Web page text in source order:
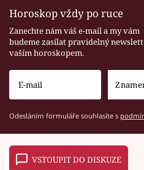
Horoskop vždy po ruce
Zanechte nám váš e-mail a my vám
budeme zasílat pravidelný
vaším horoskopem.
Odesláním formuláře souhlasíte s
VSTOUPIT DO DISKUZE